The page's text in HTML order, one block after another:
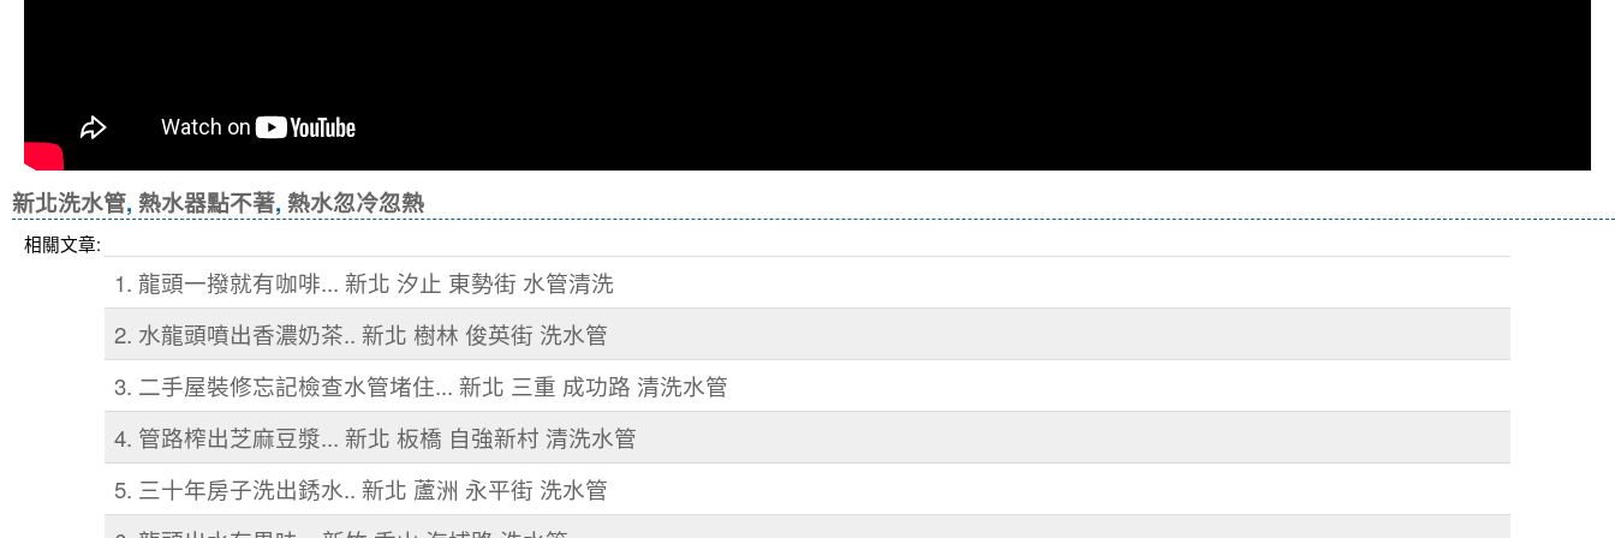
新北洗水管, 熱水器點不著, 熱水忽冷忽熱
相關文章:
1. 龍頭一撥就有咖啡... 新北 汐止 東勢街 水管清洗
2. 水龍頭噴出香濃奶茶.. 新北 樹林 俊英街 洗水管
3. 二手屋裝修忘記檢查水管堵住... 新北 三重 成功路 清洗水管
4. 管路榨出芝麻豆漿... 新北 板橋 自強新村 清洗水管
5. 三十年房子洗出銹水.. 新北 蘆洲 永平街 洗水管